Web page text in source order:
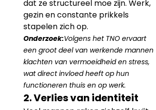
dat ze structureel moe zijn. Werk,
gezin en constante prikkels
stapelen zich op.
Onderzoek:Volgens het TNO ervaart
een groot deel van werkende mannen
klachten van vermoeidheid en stress,
wat direct invloed heeft op hun
functioneren thuis en op werk.
2. Verlies van identiteit